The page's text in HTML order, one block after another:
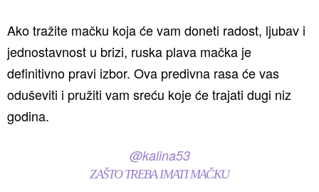
Ako tražite mačku koja će vam doneti radost, ljubav i
jednostavnost u brizi, ruska plava mačka je
definitivno pravi izbor. Ova predivna rasa će vas
oduševiti i pružiti vam sreću koje će trajati dugi niz
godina.
@kalina53
ZAŠTO TREBA IMATI MAČKU